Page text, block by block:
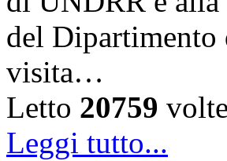
del
visita…
Letto 20759 volte
Leggi tutto...